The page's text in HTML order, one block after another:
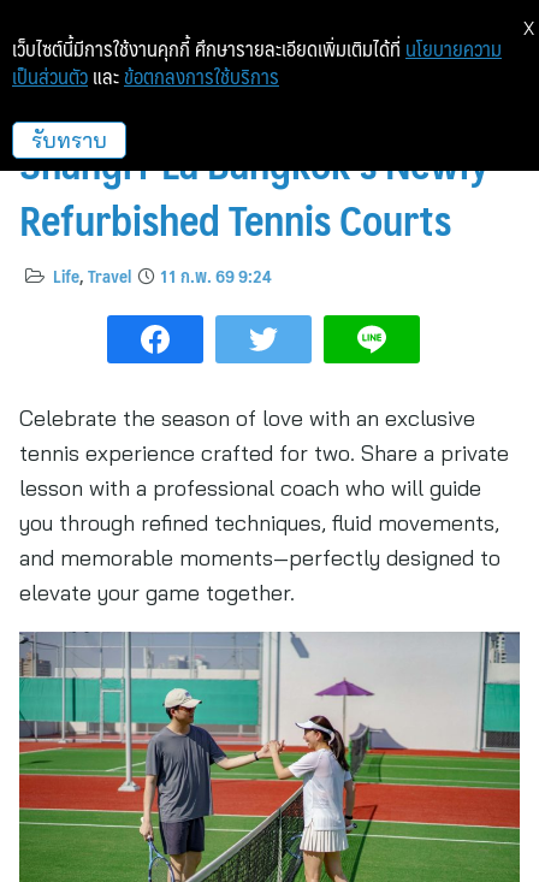
Tennis Lesson for Couples at
Shangri-La Bangkok’s Newly
Refurbished Tennis Courts
Life,Travel 11 ก.พ. 69 9:24
Celebrate the season of love with an exclusive
tennis experience crafted for two. Share a private
lesson with a professional coach who will guide
you through refined techniques, fluid movements,
and memorable moments—perfectly designed to
elevate your game together.
เว็บไซต์นี้มีการใช้งานคุกกี้ ศึกษารายละเอียดเพิ่มเติมได้ที่ นโยบายความ
เป็นส่วนตัว และ ข้อตกลงการใช้บริการ
รับทราบ
X